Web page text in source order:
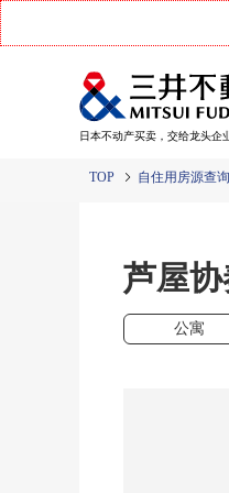
日本不动产买卖，交给龙头企
TOP 自住用房源查询
芦屋协
公寓